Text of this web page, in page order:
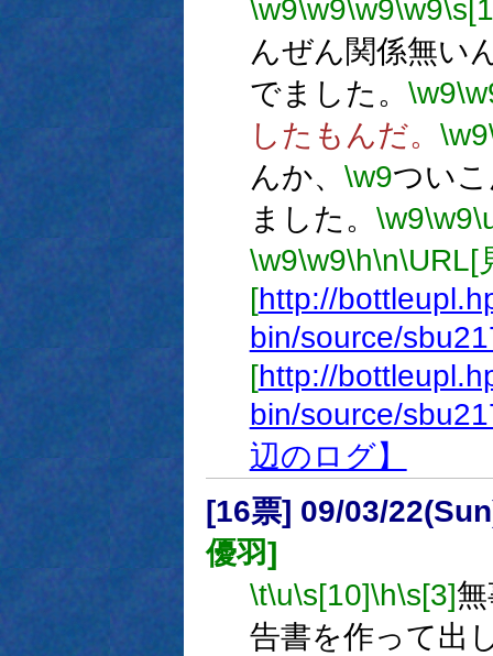
\w9\w9\w9\w9
んぜん関係無い
でました。 \w9
したもんだ。 \w9
んか、 \w9つい
ました。 \w9\w9
\w9\w9\h\n\URL[
[http://
bin/source/
[http://
bin/source/
辺のログ】
[16票] 09/03/
優羽]
\t\u\s[10]\h\s[3]
告書を作って出